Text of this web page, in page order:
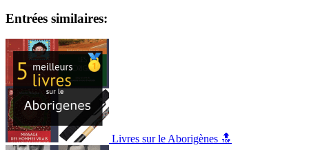
Entrées similaires:
Livres sur le Aborigènes 🔝